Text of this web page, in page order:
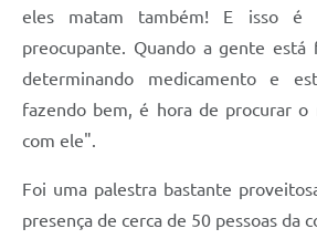
eles matam também! E isso é
preocupante. Quando a gente está
determinando medicamento e
fazendo bem, é hora de procurar o
com ele".
Foi uma palestra bastante
presença de cerca de 50 pessoas da